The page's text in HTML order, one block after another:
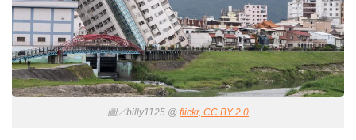
圖／billy1125 @ flickr, CC BY 2.0